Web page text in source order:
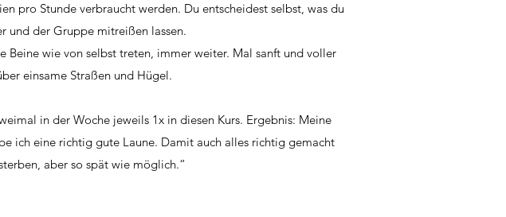
pro Stunde verbraucht werden. Du entscheidest selbst, was du
und der Gruppe mitreißen lassen.
Beine wie von selbst treten, immer weiter. Mal sanft und voller
einsame Straßen und Hügel.
in der Woche jeweils 1x in diesen Kurs. Ergebnis: Meine
ich eine richtig gute Laune. Damit auch alles richtig gemacht
aber so spät wie möglich.“